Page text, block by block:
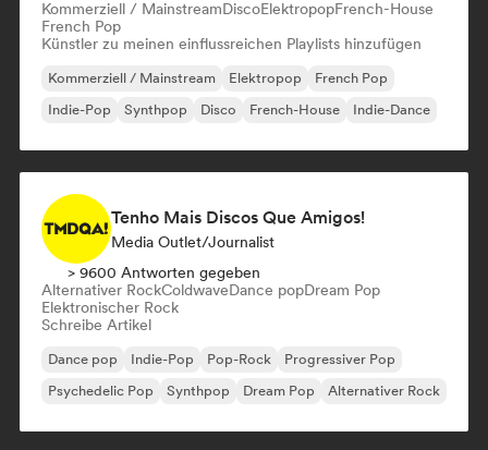
Kommerziell / MainstreamDiscoElektropopFrench-House
French Pop
Künstler zu meinen einflussreichen Playlists hinzufügen
Kommerziell / Mainstream Elektropop
French Pop
Indie-Pop
Synthpop Disco French-House Indie-Dance
Tenho Mais Discos Que Amigos!
Media Outlet/Journalist
> 9600 Antworten gegeben
Alternativer RockColdwaveDance popDream Pop
Elektronischer Rock
Schreibe Artikel
Dance pop Indie-Pop Pop-Rock
Progressiver Pop
Psychedelic Pop
Synthpop Dream Pop Alternativer Rock